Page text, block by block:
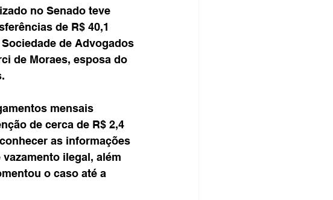
no Senado teve
de R$ 40,1
de Advogados
de Moraes, esposa do
mensais
de cerca de R$ 2,4
as informações
ilegal, além
o caso até a